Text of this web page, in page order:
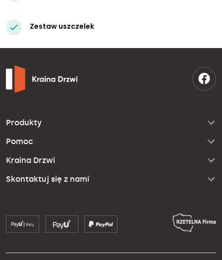
Zestaw uszczelek
Produkty
Pomoc
Kraina Drzwi
Skontaktuj się z nami